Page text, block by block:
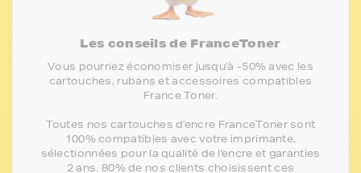
Les conseils de FranceToner
Vous pourriez économiser jusqu'à -50% avec les
cartouches, rubans et accessoires compatibles
France Toner.
Toutes nos cartouches d'encre FranceToner sont
100% compatibles avec votre imprimante,
sélectionnées pour la qualité de l'encre et garanties
2 ans. 80% de nos clients choisissent ces